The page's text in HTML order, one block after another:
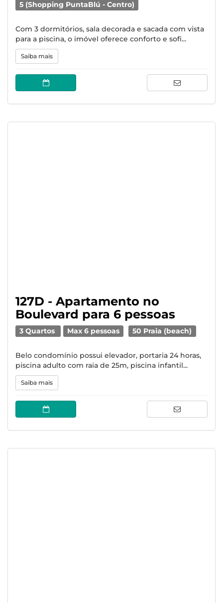
5 (Shopping PuntaBlú - Centro)
Com 3 dormitórios, sala decorada e sacada com vista
para a piscina, o imóvel oferece conforto e sofi...
Saiba mais
127D - Apartamento no
Boulevard para 6 pessoas
3 Quartos Max 6 pessoas 50 Praia (beach)
Belo condomínio possui elevador, portaria 24 horas,
piscina adulto com raia de 25m, piscina infantil...
Saiba mais